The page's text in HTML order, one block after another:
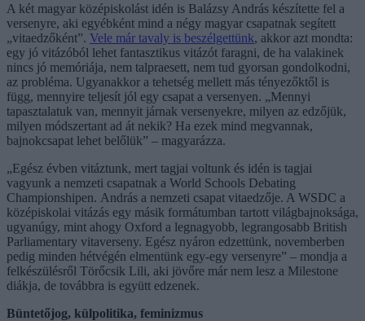
A két magyar középiskolást idén is Balázsy András készítette fel a
versenyre, aki egyébként mind a négy magyar csapatnak segített
„vitaedzőként”. Vele már tavaly is beszélgettünk, akkor azt mondta:
egy jó vitázóból lehet fantasztikus vitázót faragni, de ha valakinek
nincs jó memóriája, nem talpraesett, nem tud gyorsan gondolkodni,
az probléma. Ugyanakkor a tehetség mellett más tényezőktől is
függ, mennyire teljesít jól egy csapat a versenyen. „Mennyi
tapasztalatuk van, mennyit járnak versenyekre, milyen az edzőjük,
milyen módszertant ad át nekik? Ha ezek mind megvannak,
bajnokcsapat lehet belőlük” – magyarázza.
„Egész évben vitáztunk, mert tagjai voltunk és idén is tagjai
vagyunk a nemzeti csapatnak a World Schools Debating
Championshipen. András a nemzeti csapat vitaedzője. A WSDC a
középiskolai vitázás egy másik formátumban tartott világbajnoksága,
ugyanúgy, mint ahogy Oxford a legnagyobb, legrangosabb British
Parliamentary vitaverseny. Egész nyáron edzettünk, novemberben
pedig minden hétvégén elmentünk egy-egy versenyre” – mondja a
felkészülésről Törőcsik Lili, aki jövőre már nem lesz a Milestone
diákja, de továbbra is együtt edzenek.
Büntetőjog, külpolitika, feminizmus